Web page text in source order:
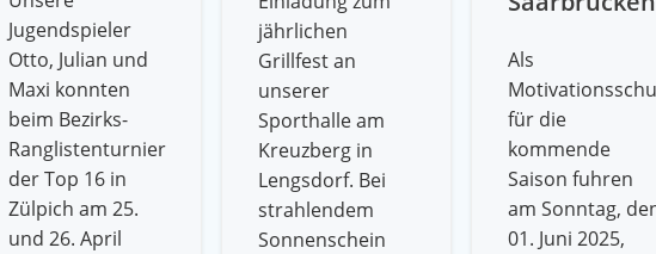
Jugendspieler
Otto, Julian und
Maxi konnten
beim Bezirks-
Ranglistenturnier
der Top 16 in
Zülpich am 25.
und 26. April
jährlichen
Grillfest an
unserer
Sporthalle am
Kreuzberg in
Lengsdorf. Bei
strahlendem
Sonnenschein
Als
für die
kommende
Saison fuhren
am Sonntag,
01. Juni 2025,